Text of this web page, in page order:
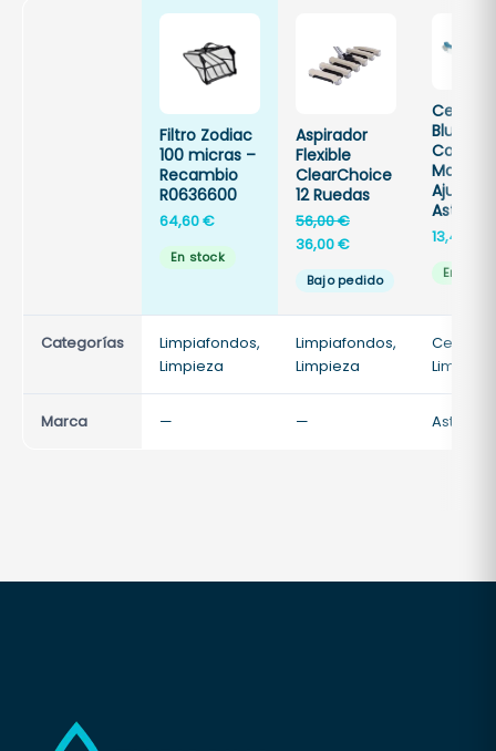
Filtro Zodiac
100 micras –
Recambio
R0636600
64,60€
En stock
Aspirador
Flexible
ClearChoice
12 Ruedas
56,00€El
precio
era:
56,00 €.
36,00€El
actual
es:
36,00 €.
Bajo pedido
Cepillo
Blue
Con
Mango
13,40
En stock
Categorías
Limpiafondos,
Limpieza
Limpiafondos,
Limpieza
Cepillos,
Limpieza
Marca — —